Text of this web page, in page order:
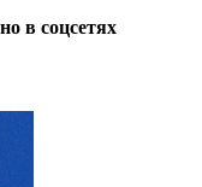
в соцсетях